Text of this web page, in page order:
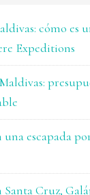
cómo es
Expeditions
escapada
Cruz,